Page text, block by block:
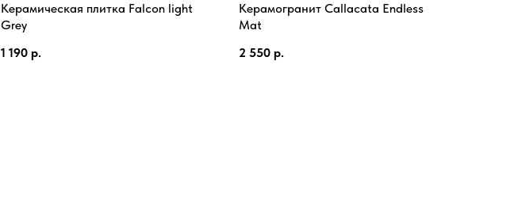
Керамическая плитка Falcon light
Grey
1 190 р.
Керамогранит Callacata Endless
Mat
2 550 р.